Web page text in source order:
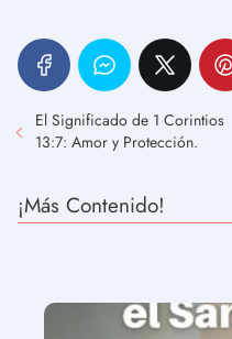
El Significado de 1 Corintios
13:7: Amor y Protección.
¡Más Contenido!